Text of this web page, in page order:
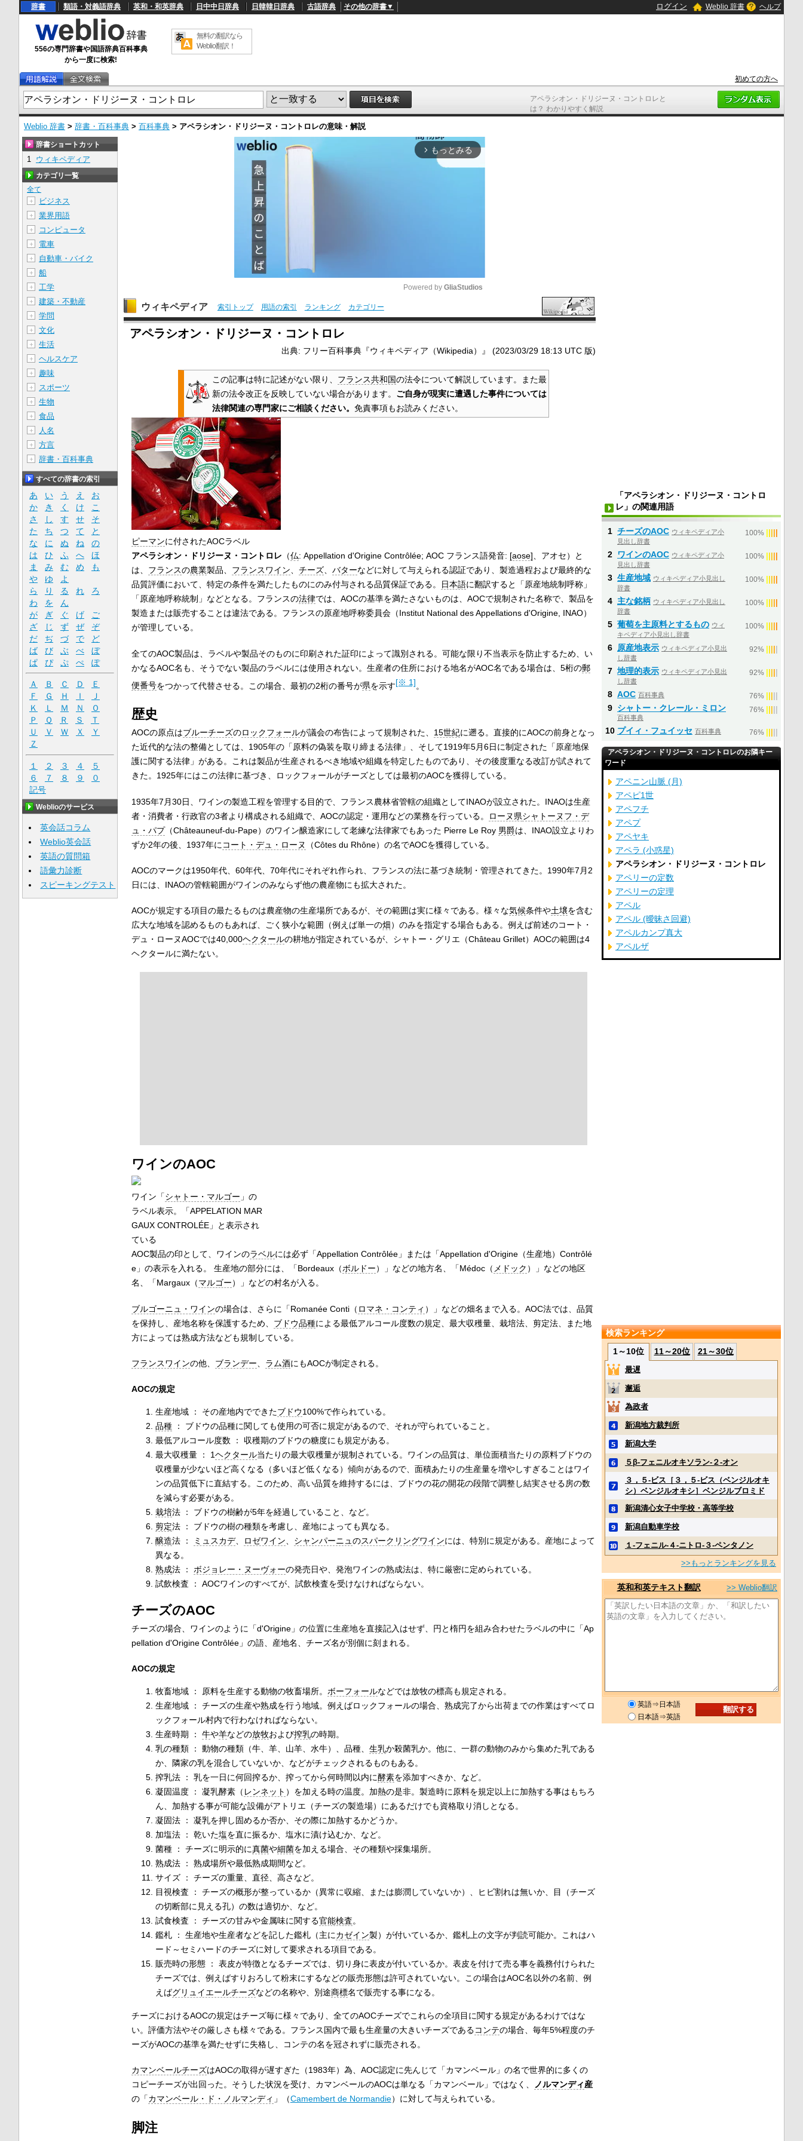
アペラシオン・ドリジーヌ・コントロレと
は？ わかりやすく解説
辞書 類語・対義語辞典 英和・和英辞典 日中中日辞典 日韓韓日辞典 古語辞典 その他の辞書▼ ログイン Weblio 辞書 ヘルプ
556の専門辞書や国語辞典百科事典
から一度に検索!
無料の翻訳なら
Weblio翻訳！
初めての方へ
Weblio 辞書 > 辞書・百科事典 > 百科事典 > アペラシオン・ドリジーヌ・コントロレの意味・解説
arrow_forward_ios もっとみる
M
t
e
Powered by GliaStudios
ウィキペディア 索引トップ 用語の索引 ランキング カテゴリー
アペラシオン・ドリジーヌ・コントロレ
出典: フリー百科事典『ウィキペディア（Wikipedia）』 (2023/03/29 18:13 UTC 版)
この記事は特に記述がない限り、 フランス共和国の法令について解説しています。また最
新の法令改正を反映していない場合があります。 ご自身が現実に遭遇した事件については
法律関連の専門家にご相談ください。 免責事項もお読みください。
ピーマンに付されたAOCラベル
アペラシオン・ドリジーヌ・コントロレ （仏: Appellation d'Origine Contrôlée; AOC フランス語発音: [aose]、アオセ）と
は、 フランスの農業製品、 フランスワイン、 チーズ、 バターなどに対して与えられる認証であり、製造過程および最終的な
品質評価において、特定の条件を満たしたものにのみ付与される品質保証である。
日本語に翻訳すると「原産地統制呼称」
「原産地呼称統制」などとなる。フランスの法律では、AOCの基準を満たさないものは、AOCで規制された名称で、製品を
製造または販売することは違法である。フランスの原産地呼称委員会（Institut National des Appellations d'Origine, INAO）
が管理している。
全てのAOC製品は、ラベルや製品そのものに印刷された証印によって識別される。可能な限り不当表示を防止するため、い
かなるAOC名も、そうでない製品のラベルには使用されない。生産者の住所における地名がAOC名である場合は、5桁の郵
便番号をつかって代替させる。この場合、最初の2桁の番号が県を示す[※ 1]。
歴史
AOCの原点はブルーチーズのロックフォールが議会の布告によって規制された、 15世紀に遡る。直接的にAOCの前身となっ
た近代的な法の整備としては、1905年の「原料の偽装を取り締まる法律」、そして1919年5月6日に制定された「原産地保
護に関する法律」がある。これは製品が生産されるべき地域や組織を特定したものであり、その後度重なる改訂が試されて
きた。1925年にはこの法律に基づき、ロックフォールがチーズとしては最初のAOCを獲得している。
1935年7月30日、ワインの製造工程を管理する目的で、フランス農林省管轄の組織としてINAOが設立された。INAOは生産
者・消費者・行政官の3者より構成される組織で、AOCの認定・運用などの業務を行っている。
ローヌ県シャトーヌフ・デ
ュ・パプ（Châteauneuf-du-Pape）のワイン醸造家にして老練な法律家でもあった Pierre Le Roy 男爵は、INAO設立よりわ
ずか2年の後、1937年に コート・デュ・ローヌ （Côtes du Rhône）の名でAOCを獲得している。
AOCのマークは1950年代、60年代、70年代にそれぞれ作られ、フランスの法に基づき統制・管理されてきた。1990年7月2
日には、INAOの管轄範囲がワインのみならず他の農産物にも拡大された。
AOCが規定する項目の最たるものは農産物の生産場所であるが、その範囲は実に様々である。様々な気候条件や土壌を含む
広大な地域を認めるものもあれば、ごく狭小な範囲（例えば単一の畑）のみを指定する場合もある。例えば前述のコート・
デュ・ローヌAOCでは40,000ヘクタールの耕地が指定されているが、シャトー・グリエ（Château Grillet）AOCの範囲は4
ヘクタールに満たない。
ワインのAOC
ワイン「シャトー・マルゴー 」の
ラベル表示。「APPELATION MAR
GAUX CONTROLÉE」と表示され
ている
AOC製品の印として、ワインのラベルには必ず「Appellation Contrôlée」または「Appellation d'Origine（生産地）Contrôlé
e」の表示を入れる。 生産地の部分には、「Bordeaux（ボルドー）」などの地方名、「Médoc（ メドック ）」などの地区
名、「Margaux（マルゴー）」などの村名が入る。
ブルゴーニュ・ワインの場合は、さらに「Romanée Conti（ ロマネ・コンティ ）」などの畑名まで入る。AOC法では、品質
を保持し、産地名称を保護するため、 ブドウ品種による最低アルコール度数の規定、最大収穫量、栽培法、剪定法、また地
方によっては熟成方法なども規制している。
フランスワインの他、 ブランデー ラム酒にもAOCが制定される。
AOCの規定
生産地域 ： その産地内でできたブドウ100%で作られている。
品種： ブドウの品種に関しても使用の可否に規定があるので、それが守られていること。
最低アルコール度数 ： 収穫期のブドウの糖度にも規定がある。
最大収穫量 ： 1ヘクタール当たりの最大収穫量が規制されている。ワインの品質は、単位面積当たりの原料ブドウの
収穫量が少ないほど高くなる（多いほど低くなる）傾向があるので、面積あたりの生産量を増やしすぎることはワイ
ンの品質低下に直結する。このため、高い品質を維持するには、ブドウの花の開花の段階で調整し結実させる房の数
を減らす必要がある。
栽培法 ： ブドウの樹齢が5年を経過していること、など。
剪定法 ： ブドウの樹の種類を考慮し、産地によっても異なる。
醸造法 ： ミュスカデ、 ロゼワイン、 シャンパーニュのスパークリングワインには、特別に規定がある。産地によって
異なる。
熟成法 ： ボジョレー・ヌーヴォーの発売日や、発泡ワインの熟成法は、特に厳密に定められている。
試飲検査 ： AOCワインのすべてが、試飲検査を受けなければならない。
チーズのAOC
チーズの場合、ワインのように「d'Origine」の位置に生産地を直接記入はせず、円と楕円を組み合わせたラベルの中に「Ap
pellation d'Origine Contrôlée」の語、産地名、チーズ名が別個に刻まれる。
AOCの規定
牧畜地域 ： 原料を生産する動物の牧畜場所。 ボーフォールなどでは放牧の標高も規定される。
生産地域 ： チーズの生産や熟成を行う地域。例えばロックフォールの場合、熟成完了から出荷までの作業はすべてロ
ックフォール村内で行わなければならない。
生産時期 ： 牛や羊などの放牧および搾乳の時期。
乳の種類 ： 動物の種類（牛、羊、山羊、水牛）、品種、 生乳か殺菌乳か。他に、一群の動物のみから集めた乳である
か、隣家の乳を混合していないか、などがチェックされるものもある。
搾乳法 ： 乳を一日に何回搾るか、搾ってから何時間以内に酵素を添加すべきか、など。
凝固温度 ： 凝乳酵素（ レンネット ）を加える時の温度。加熱の是非。製造時に原料を規定以上に加熱する事はもちろ
ん、加熱する事が可能な設備がアトリエ（チーズの製造場）にあるだけでも資格取り消しとなる。
凝固法 ： 凝乳を押し固めるか否か、その際に加熱するかどうか。
加塩法 ： 乾いた塩を直に振るか、塩水に漬け込むか、など。
菌種 ： チーズに明示的に真菌や細菌を加える場合、その種類や採集場所。
熟成法 ： 熟成場所や最低熟成期間など。
サイズ ： チーズの重量、直径、高さなど。
目視検査 ： チーズの概形が整っているか（異常に収縮、または膨潤していないか）、ヒビ割れは無いか、目（チーズ
の切断部に見える孔）の数は適切か、など。
試食検査 ： チーズの甘みや金属味に関する官能検査。
鑑札 ： 生産地や生産者などを記した鑑札（主にカゼイン製）が付いているか、鑑札上の文字が判読可能か。これはハ
ード～セミハードのチーズに対して要求される項目である。
販売時の形態 ： 表皮が特徴となるチーズでは、切り身に表皮が付いているか。表皮を付けて売る事を義務付けられた
チーズでは、例えばすりおろして粉末にするなどの販売形態は許可されていない。この場合はAOC名以外の名前、例
えばグリュイエールチーズなどの名称や、別途商標名で販売する事になる。
チーズにおけるAOCの規定はチーズ毎に様々であり、全てのAOCチーズでこれらの全項目に関する規定があるわけではな
い。評価方法やその厳しさも様々である。フランス国内で最も生産量の大きいチーズであるコンテの場合、毎年5%程度のチ
ーズがAOCの基準を満たせずに失格し、コンテの名を冠されずに販売される。
カマンベールチーズはAOCの取得が遅すぎた（1983年）為、AOC認定に先んじて「カマンベール」の名で世界的に多くの
コピーチーズが出回った。そうした状況を受け、カマンベールのAOCは単なる「カマンベール」ではなく、
ノルマンディ産
の「カマンベール・ド・ノルマンディ 」（Camembert de Normandie）に対して与えられている。
脚注
辞書ショートカット
1 ウィキペディア
カテゴリ一覧
全て
＋
ビジネス
＋ 業界用語
＋ コンピュータ
＋ 電車
＋ 自動車・バイク
＋ 船
＋ 工学
＋ 建築・不動産
＋ 学問
＋ 文化
＋ 生活
＋ ヘルスケア
＋ 趣味
＋ スポーツ
＋ 生物
＋ 食品
＋ 人名
＋ 方言
＋ 辞書・百科事典
すべての辞書の索引
あ い う え
お
か
き く け
こ
さ
し す せ
そ
た
ち つ て
と
な
に ぬ ね
の
は
ひ ふ へ
ほ
ま
み む め
も
や
ゆ
よ
ら
り る れ
ろ
わ
を
ん
が
ぎ ぐ げ
ご
ざ
じ ず ぜ
ぞ
だ
ぢ づ で
ど
ば
び ぶ べ
ぼ
ぱ
ぴ ぷ ぺ ぽ
Ａ Ｂ Ｃ Ｄ
Ｅ
Ｆ
Ｇ Ｈ Ｉ
Ｊ
Ｋ
Ｌ Ｍ Ｎ
Ｏ
Ｐ
Ｑ Ｒ Ｓ
Ｔ
Ｕ
Ｖ Ｗ Ｘ
Ｙ
Ｚ
１ ２ ３ ４
５
６
７ ８ ９
０
記号
Weblioのサービス
英会話コラム
Weblio英会話
英語の質問箱
語彙力診断
スピーキングテスト
「アペラシオン・ドリジーヌ・コントロ
レ」の関連用語
1 チーズのAOC ウィキペディア小
見出し辞書
100%
2 ワインのAOC ウィキペディア小
見出し辞書
100%
3 生産地域 ウィキペディア小見出し
辞書
100%
4 主な銘柄 ウィキペディア小見出し
辞書
100%
5 葡萄を主原料とするもの ウィ
キペディア小見出し辞書
100%
6 原産地表示 ウィキペディア小見出
し辞書
92%
7 地理的表示 ウィキペディア小見出
し辞書
92%
8 AOC 百科事典 76%
9 シャトー・クレール・ミロン
百科事典
76%
10 プイィ・フュイッセ 百科事典 76%
アペラシオン・ドリジーヌ・コントロレのお隣キー
ワード
アペニン山脈 (月)
アペピ1世
アペフチ
アペプ
アペヤキ
アペラ (小惑星)
アペラシオン・ドリジーヌ・コントロレ
アペリーの定数
アペリーの定理
アペル
アペル (曖昧さ回避)
アペルカンプ真大
アペルザ
検索ランキング
1～10位
11～20位 21～30位
最遅
邂逅
為政者
新潟地方裁判所
新潟大学
５β‐フェニルオキソラン‐２‐オン
３，５‐ビス［３，５‐ビス（ベンジルオキ
シ）ベンジルオキシ］ベンジルブロミド
新潟清心女子中学校・高等学校
新潟自動車学校
１‐フェニル‐４‐ニトロ‐３‐ペンタノン
>>もっとランキングを見る
英和和英テキスト翻訳 >> Weblio翻訳
英語⇒日本語
日本語⇒英語